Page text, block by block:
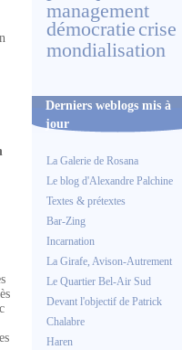
management
démocratie crise
mondialisation
Derniers weblogs mis à
jour
La Galerie de Rosana
Le blog d'Alexandre Palchine
Textes & prétextes
Bar-Zing
Incarnation
La Girafe, Avison-Autrement
Le Quartier Bel-Air Sud
Devant l'objectif de Patrick
Chalabre
Haren